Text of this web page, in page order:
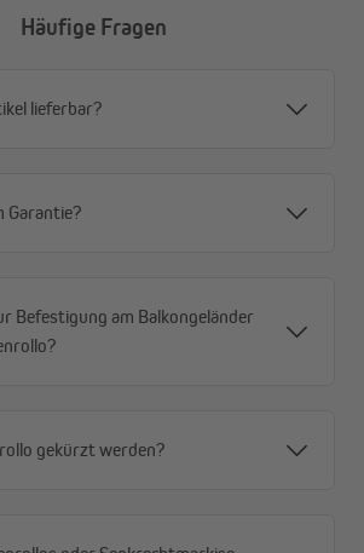
Durchblick – tagsüber von außen
mehr Stabilität
auch nach Regen
(80–85 %) – spürbar
– Decken- oder Wandmontage
Häufige Fragen
lieferbar?
Garantie?
Befestigung am Balkongeländer
gekürzt werden?